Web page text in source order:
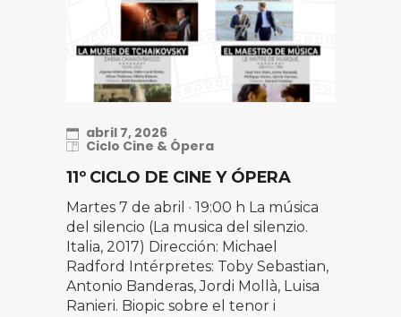
abril 7, 2026
Ciclo Cine & Ópera
11º CICLO DE CINE Y ÓPERA
Martes 7 de abril · 19:00 h La música
del silencio (La musica del silenzio.
Italia, 2017) Dirección: Michael
Radford Intérpretes: Toby Sebastian,
Antonio Banderas, Jordi Mollà, Luisa
Ranieri. Biopic sobre el tenor i